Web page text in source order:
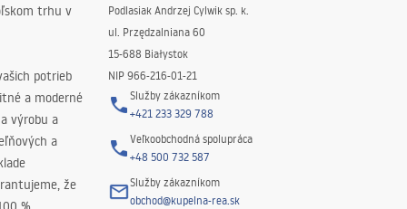
trhu v
potrieb
a moderné
výrobu a
a
že
Podlasiak Andrzej Cylwik sp. k.
ul. Przędzalniana 60
15-688 Białystok
NIP 966-216-01-21
Služby zákazníkom
+421 233 329 788
Veľkoobchodná spolupráca
+48 500 732 587
Služby zákazníkom
obchod@kupelna-rea.sk